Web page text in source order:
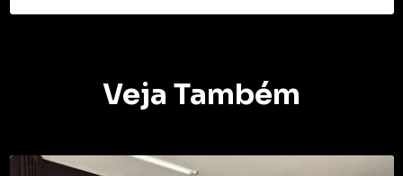
Veja Também